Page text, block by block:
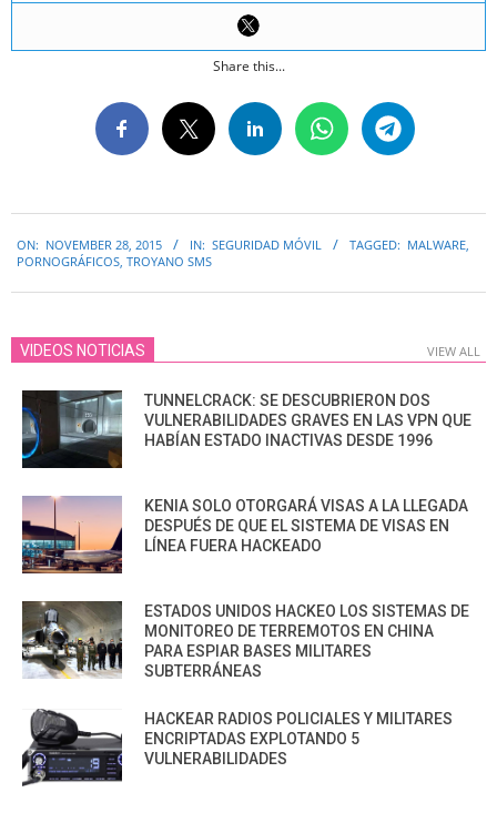
Share this...
11-
ON: NOVEMBER 28, 2015 IN: SEGURIDAD MÓVIL TAGGED: MALWARE,
PORNOGRÁFICOS, TROYANO SMS
VIDEOS NOTICIAS VIEW ALL
TUNNELCRACK: SE DESCUBRIERON DOS
VULNERABILIDADES GRAVES EN LAS VPN QUE
HABÍAN ESTADO INACTIVAS DESDE 1996
KENIA SOLO OTORGARÁ VISAS A LA LLEGADA
DESPUÉS DE QUE EL SISTEMA DE VISAS EN
LÍNEA FUERA HACKEADO
ESTADOS UNIDOS HACKEO LOS SISTEMAS DE
MONITOREO DE TERREMOTOS EN CHINA
PARA ESPIAR BASES MILITARES
SUBTERRÁNEAS
HACKEAR RADIOS POLICIALES Y MILITARES
ENCRIPTADAS EXPLOTANDO 5
VULNERABILIDADES